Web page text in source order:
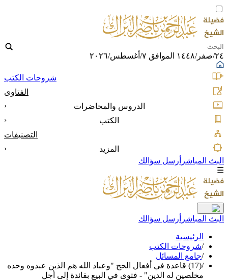
٢٤/صفر/١٤٤٨ الموافق ٧/أغسطس/٢٠٢٦
شروحات الكتب
الفتاوى
الدروس والمحاضرات
‹
الكتب
‹
التصنيفات
المزيد
‹
البث المباشر أرسل سؤالك
☰
البث المباشر أرسل سؤالك
الرئيسية
/شروحات الكتب
/جامع المسائل
/
(17) قاعدة في أفعال الحج "وعباد الله هم الذين عبدوه وحده
مخلصين له الدين" - فتوى في البيع بفائدة إلى أجل